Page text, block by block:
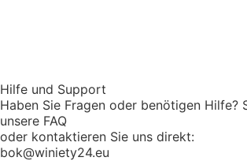
Hilfe und Support
Haben Sie Fragen oder benötigen Hilfe?
unsere FAQ
oder kontaktieren Sie uns direkt:
bok@winiety24.eu